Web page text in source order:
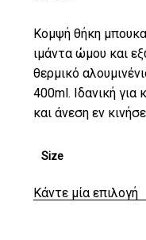
Κομψή θήκη
ιμάντα ώμου και
θερμικό
400ml. Ιδανική για
και άνεση εν
Size
Κάντε μία επιλογή